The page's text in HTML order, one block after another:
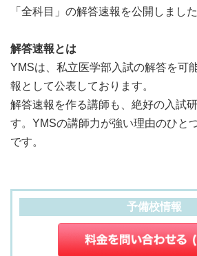
「全科目」の解答速報を公開しました
解答速報とは
YMSは、私立医学部入試の解答を可
報として公表しております。
解答速報を作る講師も、絶好の入試
す。YMSの講師力が強い理由のひと
です。
予備校情報